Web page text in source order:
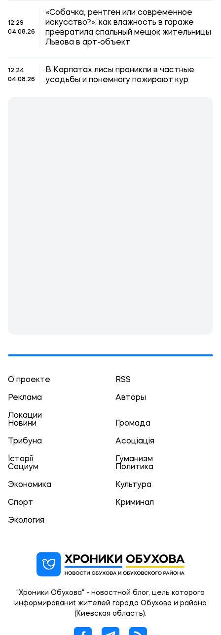
12:29
04.08.26
«Собачка, рентген или современное
искусство?»: как влажность в гараже
превратила спальный мешок жительницы
Львова в арт-объект
12:24
04.08.26
В Карпатах лисы проникли в частные
усадьбы и понемногу пожирают кур
О проекте RSS
Реклама Авторы
Локации
Новини
Громада
Трибуна Асоціація
Історії
Гуманизм
Социум
Политика
Экономика Культура
Спорт Криминал
Экология
"Хроники Обухова" - новостной блог, цель которого
информированиt жителей города Обухова и района
(Киевская область).